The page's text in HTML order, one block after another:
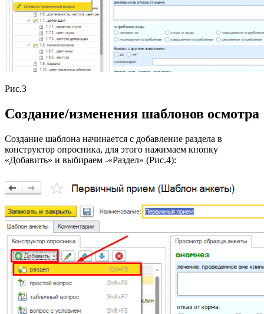
Рис.3
Создание/изменения шаблонов осмотра
Создание шаблона начинается с добавление раздела в
конструктор опросника, для этого нажимаем кнопку
«Добавить» и выбираем -«Раздел» (Рис.4):